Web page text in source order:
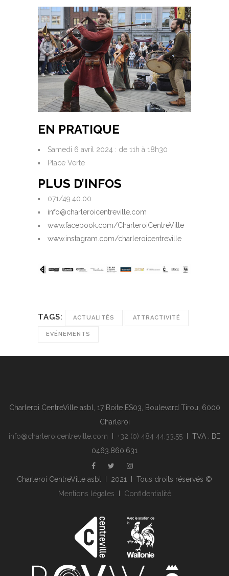
EN PRATIQUE
Samedi 6 avril 2024 : de 11h à 18h30
Place Verte
PLUS D’INFOS
071/49.40.00
info@charleroicentreville.com
www.facebook.com/CharleroiCentreVille
www.instagram.com/charleroicentreville
TAGS: ACTUALITÉS ATTRACTIVITÉ
EVÉNEMENTS
Charleroi CentreVille asbl, 17 Boite ES03, Boulevard Tirou, 6000
Charleroi
info@charleroicentreville.com
+32 (0) 484 44.33.55 I TVA : BE
0463.860.631
Charleroi CentreVille asbl I 2021 I Tous droits réservés ©
Mentions légales
Confidentialité